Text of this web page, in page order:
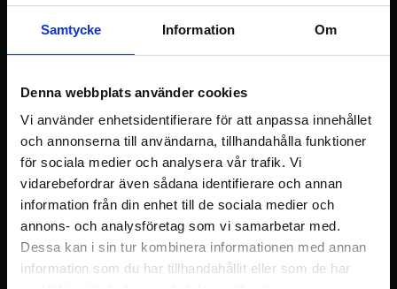
Samtycke Information Om
Denna webbplats använder cookies
Vi använder enhetsidentifierare för att anpassa innehållet
och annonserna till användarna, tillhandahålla funktioner
för sociala medier och analysera vår trafik. Vi
vidarebefordrar även sådana identifierare och annan
information från din enhet till de sociala medier och
annons- och analysföretag som vi samarbetar med.
Dessa kan i sin tur kombinera informationen med annan
information som du har tillhandahållit eller som de har
Logga in / Registrera konto